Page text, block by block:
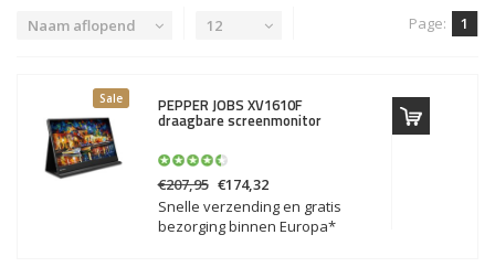
Naam aflopend 12 Page: 1
Sale PEPPER JOBS XV1610F
draagbare screenmonitor
€207,95 €174,32
Snelle verzending en gratis
bezorging binnen Europa*